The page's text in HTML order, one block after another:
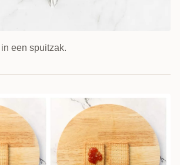
een spuitzak.